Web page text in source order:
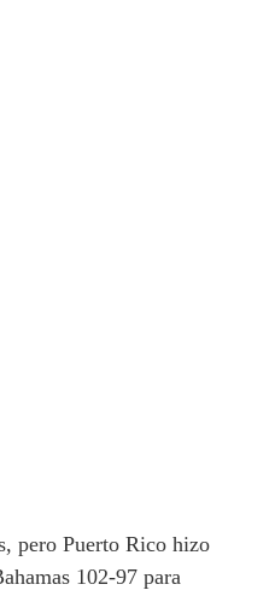
pero Puerto Rico hizo
102-97 para